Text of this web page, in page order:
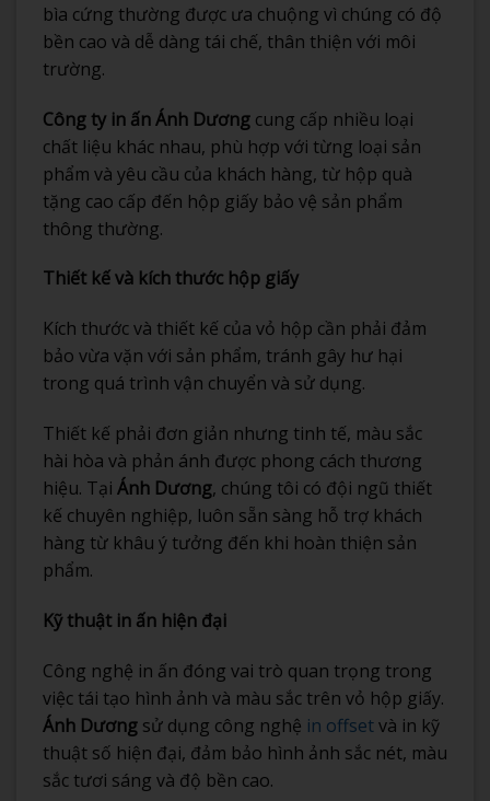
bìa cứng thường được ưa chuộng vì chúng có độ
bền cao và dễ dàng tái chế, thân thiện với môi
trường.
Công ty in ấn Ánh Dương cung cấp nhiều loại
chất liệu khác nhau, phù hợp với từng loại sản
phẩm và yêu cầu của khách hàng, từ hộp quà
tặng cao cấp đến hộp giấy bảo vệ sản phẩm
thông thường.
Thiết kế và kích thước hộp giấy
Kích thước và thiết kế của vỏ hộp cần phải đảm
bảo vừa vặn với sản phẩm, tránh gây hư hại
trong quá trình vận chuyển và sử dụng.
Thiết kế phải đơn giản nhưng tinh tế, màu sắc
hài hòa và phản ánh được phong cách thương
hiệu. Tại Ánh Dương, chúng tôi có đội ngũ thiết
kế chuyên nghiệp, luôn sẵn sàng hỗ trợ khách
hàng từ khâu ý tưởng đến khi hoàn thiện sản
phẩm.
Kỹ thuật in ấn hiện đại
Công nghệ in ấn đóng vai trò quan trọng trong
việc tái tạo hình ảnh và màu sắc trên vỏ hộp giấy.
Ánh Dương sử dụng công nghệ in offsetvà in kỹ
thuật số hiện đại, đảm bảo hình ảnh sắc nét, màu
sắc tươi sáng và độ bền cao.